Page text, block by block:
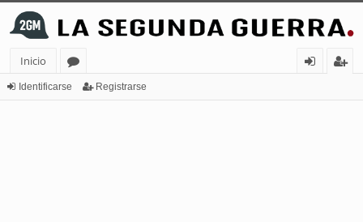
Inicio
or
Identificarse Registrarse